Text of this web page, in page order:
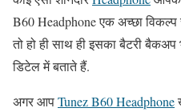
B60 Headphone एक अच्छा
तो हो ही साथ ही इसका बैटरी
डिटेल में बताते हैं.
अगर आपTunez B60 Headphone